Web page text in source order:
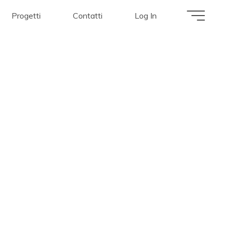
Progetti Contatti Log In